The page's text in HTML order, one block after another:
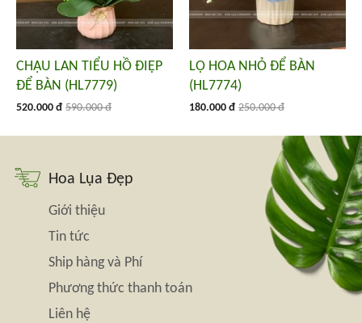
CHẬU LAN TIỂU HỒ ĐIỆP
ĐỂ BÀN (HL7779)
520.000 đ 590.000 đ
LỌ HOA NHỎ ĐỂ BÀN
(HL7774)
180.000 đ 250.000 đ
Hoa Lụa Đẹp
Giới thiệu
Tin tức
Ship hàng và Phí
Phương thức thanh toán
Liên hệ